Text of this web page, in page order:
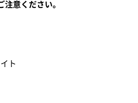
注意ください。
ト